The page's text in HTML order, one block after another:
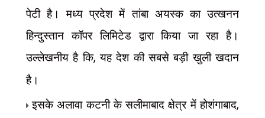
पेटी है। मध्य प्रदेश में तांबा अयस्क का उत्खनन
हिन्दुस्तान कॉपर लिमिटेड द्वारा किया जा रहा है।
उल्लेखनीय है कि,यह देश की सबसे बड़ी खुली खदान
है।
इसके अलावा कटनी के सलीमाबाद क्षेत्र में होशंगाबाद,